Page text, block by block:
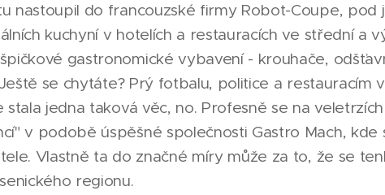
nastoupil do francouzské firmy Robot-Coupe, pod
kuchyní v hotelích a restauracích ve střední a
gastronomické vybavení - krouhače,
se chytáte? Prý fotbalu, politice a restauracím
stala jedna taková věc, no. Profesně se na
v podobě úspěšné společnosti Gastro Mach,
Vlastně ta do značné míry může za to, že se
regionu.